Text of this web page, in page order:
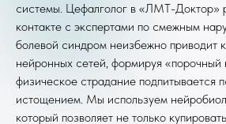
системы. Цефалголог в «ЛМТ-Доктор»
контакте с экспертами по смежным
болевой синдром неизбежно приводит
нейронных сетей, формируя «порочный
физическое страдание подпитывается
истощением. Мы используем
который позволяет не только